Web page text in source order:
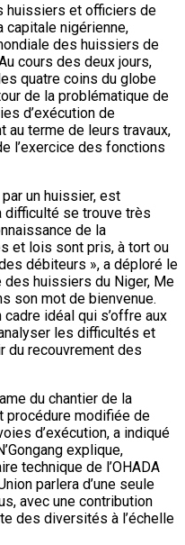
huissiers et officiers de
capitale nigérienne,
des huissiers de
cours des deux jours,
quatre coins du globe
de la problématique de
d’exécution de
terme de leurs travaux,
l’exercice des fonctions
par un huissier, est
difficulté se trouve très
de la
et lois sont pris, à tort ou
débiteurs », a déploré le
des huissiers du Niger, Me
son mot de bienvenue.
idéal qui s’offre aux
les difficultés et
du recouvrement des
du chantier de la
procédure modifiée de
d’exécution, a indiqué
explique,
technique de l’OHADA
parlera d’une seule
avec une contribution
des diversités à l’échelle